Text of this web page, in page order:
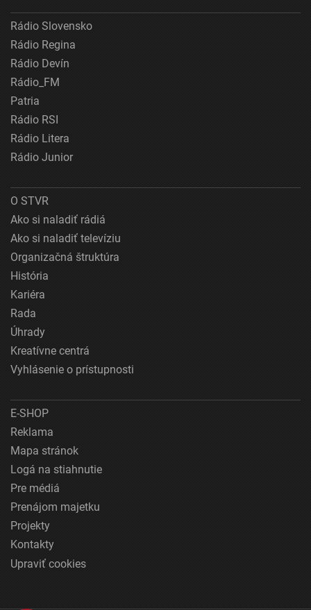
Rádio Slovensko
Rádio Regina
Rádio Devín
Rádio_FM
Patria
Rádio RSI
Rádio Litera
Rádio Junior
O STVR
Ako si naladiť rádiá
Ako si naladiť televíziu
Organizačná štruktúra
História
Kariéra
Rada
Úhrady
Kreatívne centrá
Vyhlásenie o prístupnosti
E-SHOP
Reklama
Mapa stránok
Logá na stiahnutie
Pre médiá
Prenájom majetku
Projekty
Kontakty
Upraviť cookies